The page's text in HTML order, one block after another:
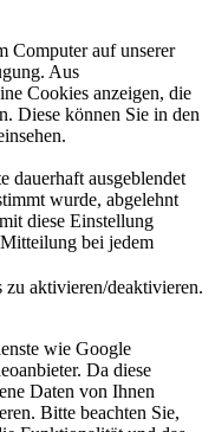
Computer auf unserer
Aus
Cookies anzeigen, die
Diese können Sie in den
dauerhaft ausgeblendet
wurde, abgelehnt
diese Einstellung
bei jedem
aktivieren/deaktivieren.
wie Google
Da diese
Daten von Ihnen
Bitte beachten Sie,